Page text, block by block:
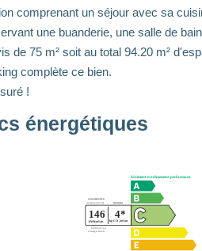
comprenant un séjour avec sa
une buanderie, une salle de
de 75 m² soit au total 94.20 m²
complète ce bien.
!
énergétiques